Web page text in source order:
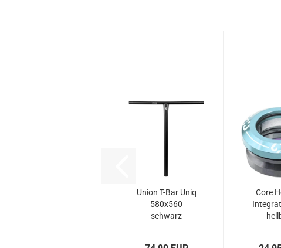
Union T-Bar Uniq
580x560
schwarz
Core